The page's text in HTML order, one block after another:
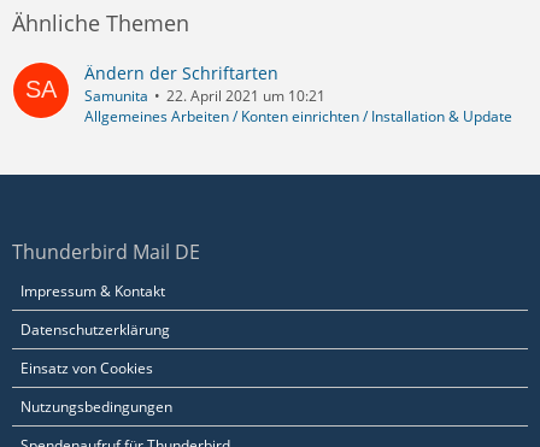
Ähnliche Themen
Ändern der Schriftarten
Samunita
22. April 2021 um 10:21
Allgemeines Arbeiten / Konten einrichten / Installation & Update
Thunderbird Mail DE
Impressum & Kontakt
Datenschutzerklärung
Einsatz von Cookies
Nutzungsbedingungen